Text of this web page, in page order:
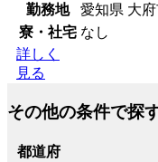
勤務地
愛知県 大
寮・社宅 なし
詳しく
見る
その他の条件で探
都道府